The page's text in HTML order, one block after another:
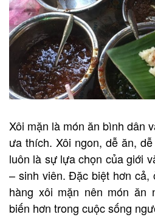
Xôi mặn là món ăn bình dân
ưa thích. Xôi ngon, dễ ăn,
luôn là sự lựa chọn của giới
– sinh viên. Đặc biệt hơn cả,
hàng xôi mặn nên món ăn
biến hơn trong cuộc sống